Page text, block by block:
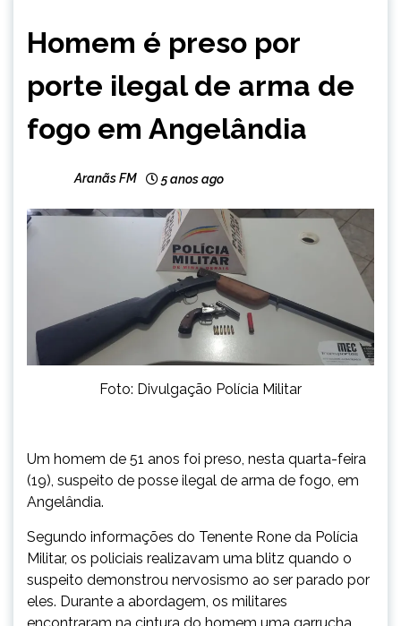
MINAS
NOTÍCIAS
Homem é preso por
porte ilegal de arma de
fogo em Angelândia
Aranãs FM 5 anos ago
Foto: Divulgação Polícia Militar
Um homem de 51 anos foi preso, nesta quarta-feira
(19), suspeito de posse ilegal de arma de fogo, em
Angelândia.
Segundo informações do Tenente Rone da Polícia
Militar, os policiais realizavam uma blitz quando o
suspeito demonstrou nervosismo ao ser parado por
eles. Durante a abordagem, os militares